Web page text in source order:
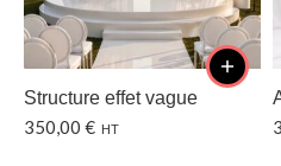
Structure effet vague
350,00 € HT